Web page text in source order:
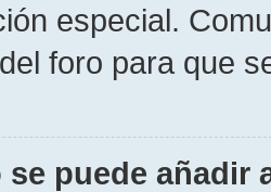
especial.
foro para que
se puede añadir